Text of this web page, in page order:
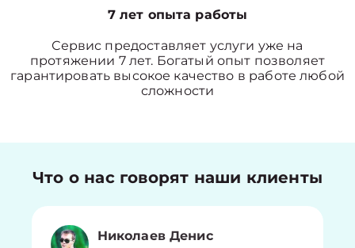
7 лет опыта работы
Сервис предоставляет услуги уже на
протяжении 7 лет. Богатый опыт позволяет
гарантировать высокое качество в работе любой
сложности
Что о нас говорят наши клиенты
Николаев Денис